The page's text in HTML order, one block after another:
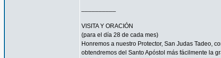
VISITA Y ORACIÓN
(para el día 28 de cada mes)
Honremos a nuestro Protector, San Judas Tadeo,
obtendremos del Santo Apóstol más fácilmente la